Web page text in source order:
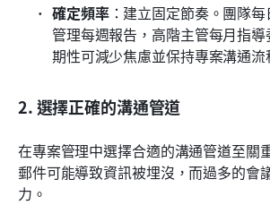
確定頻率：建立固定節奏。團隊
管理每週報告，高階主管每月指
期性可減少焦慮並保持專案溝通流
2. 選擇正確的溝通管道
在專案管理中選擇合適的溝通管道至關
郵件可能導致資訊被埋沒，而過多的會
力。